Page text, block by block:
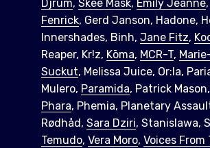
Djrum, Skee Mask, Emily Jeanne,
Fenrick, Gerd Janson, Hadone,
Innershades, Binh, Jane Fitz,
Reaper, Kr!z, Kōma, MCR-T,
Suckut, Melissa Juice, Or:la,
Mulero, Paramida, Patrick
Phara, Phemia, Planetary
Rødhåd, Sara Dziri, Stanislawa,
Temudo, Vera Moro, Voices From